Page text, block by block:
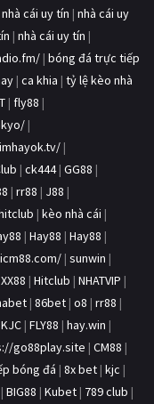
nhà cái uy tín | nhà cái uy
| nhà cái uy tín |
| bóng đá trực tiếp
| ca khia | tỷ lệ kèo nhà
| fly88 |
|
|
| ck444| GG88 |
| rr88 | J88 |
| kèo nhà cái |
| Hay88 | Hay88 |
| sunwin |
XX88 | Hitclub | NHATVIP |
| 86bet | o8 | rr88 |
KJC | FLY88 | hay.win |
go88play.site | CM88 |
bóng đá | 8x bet | kjc |
| BIG88 | Kubet | 789 club |